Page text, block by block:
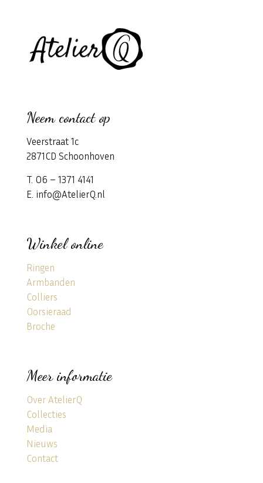
Neem contact op
Veerstraat 1c
2871CD Schoonhoven
T. 06 – 1371 4141
E. info@AtelierQ.nl
Winkel online
Ringen
Armbanden
Colliers
Oorsieraad
Broche
Meer informatie
Over AtelierQ
Collecties
Media
Nieuws
Contact